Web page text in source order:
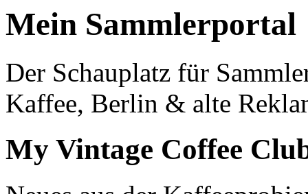
Mein Sammlerportal
Der Schauplatz für
Kaffee, Berlin & alte
My Vintage Coffee